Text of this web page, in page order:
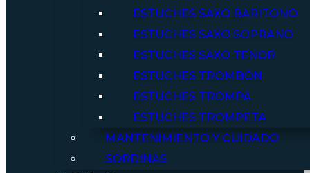
ESTUCHES SAXO BARITONO
ESTUCHES SAXO SOPRANO
ESTUCHES SAXO TENOR
ESTUCHES TROMBÓN
ESTUCHES TROMPA
ESTUCHES TROMPETA
MANTENIMIENTO Y CUIDADO
SORDINAS